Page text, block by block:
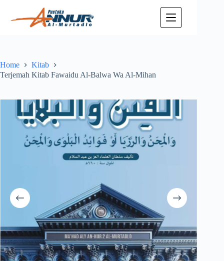
content
Home
Kitab
Terjemah Kitab Fawaidu Al-Balwa Wa Al-Mihan